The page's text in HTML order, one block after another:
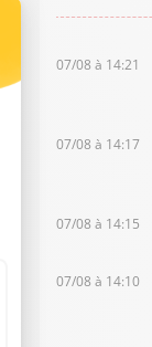
07/08 à 14:21
07/08 à 14:17
07/08 à 14:15
07/08 à 14:10